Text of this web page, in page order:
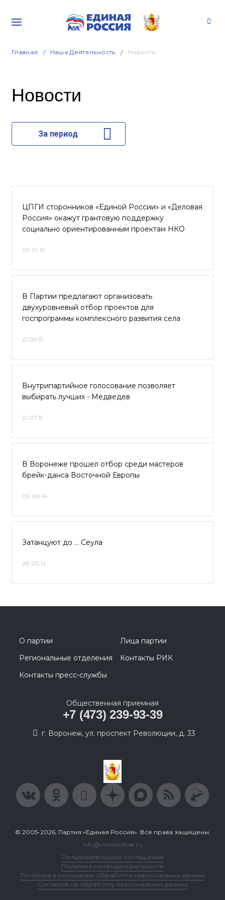
Главная Наша Деятельность Новости
Новости
За период
ЦПГИ сторонников «Единой России» и «Деловая
Россия» окажут грантовую поддержку
социально ориентированным проектам НКО
09.10.19
В Партии предлагают организовать
двухуровневый отбор проектов для
госпрограммы комплексного развития села
21.05.19
Внутрипартийное голосование позволяет
выбирать лучших - Медведев
21.07.15
В Воронеже прошел отбор среди мастеров
брейк-данса Восточной Европы
09.06.14
Затанцуют до … Сеула
28.05.14
О партии
Лица партии
Региональные отделения
Контакты РИК
Контакты пресс-службы
Общественная приемная
+7 (473) 239-93-39
г. Воронеж, ул. проспект Революции, д. 33
© 2005-2026, Партия «Единая Россия». Все права защищены.
info@voronezh.er.ru
Пользовательское соглашение
Политика конфиденциальности
Политика в отношении обработки персональных данных
Согласие на обработку персональных данных